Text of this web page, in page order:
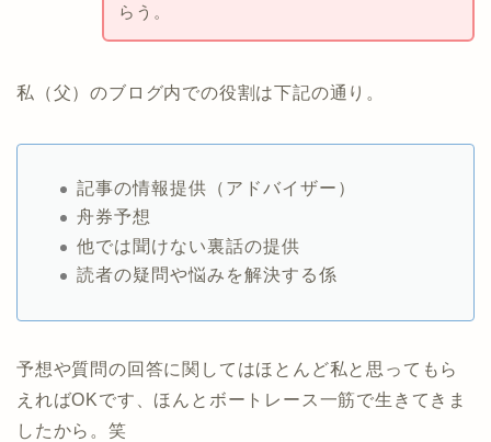
らう。
私（父）のブログ内での役割は下記の通り。
記事の情報提供（アドバイザー）
舟券予想
他では聞けない裏話の提供
読者の疑問や悩みを解決する係
予想や質問の回答に関してはほとんど私と思ってもら
えればOKです、ほんとボートレース一筋で生きてきま
したから。笑